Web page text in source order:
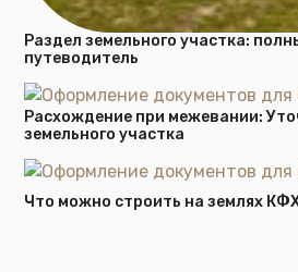
Раздел земельного участка:
путеводитель
Расхождение при межевании:
земельного участка
Что можно строить на землях